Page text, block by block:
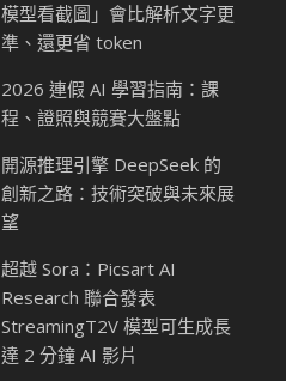
模型看截圖」會比解析文字更
準、還更省 token
2026 連假 AI 學習指南：課
程、證照與競賽大盤點
開源推理引擎 DeepSeek 的
創新之路：技術突破與未來展
望
超越 Sora：Picsart AI
Research 聯合發表
StreamingT2V 模型可生成長
達 2 分鐘 AI 影片